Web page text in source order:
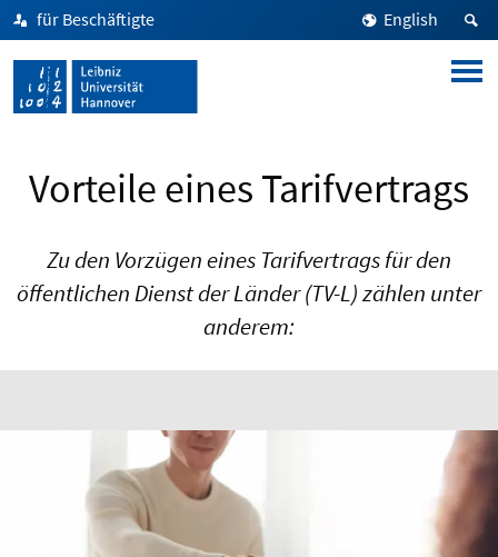
für Beschäftigte English
Vorteile eines Tarifvertrags
Zu den Vorzügen eines Tarifvertrags für den
öffentlichen Dienst der Länder (TV-L) zählen unter
anderem: